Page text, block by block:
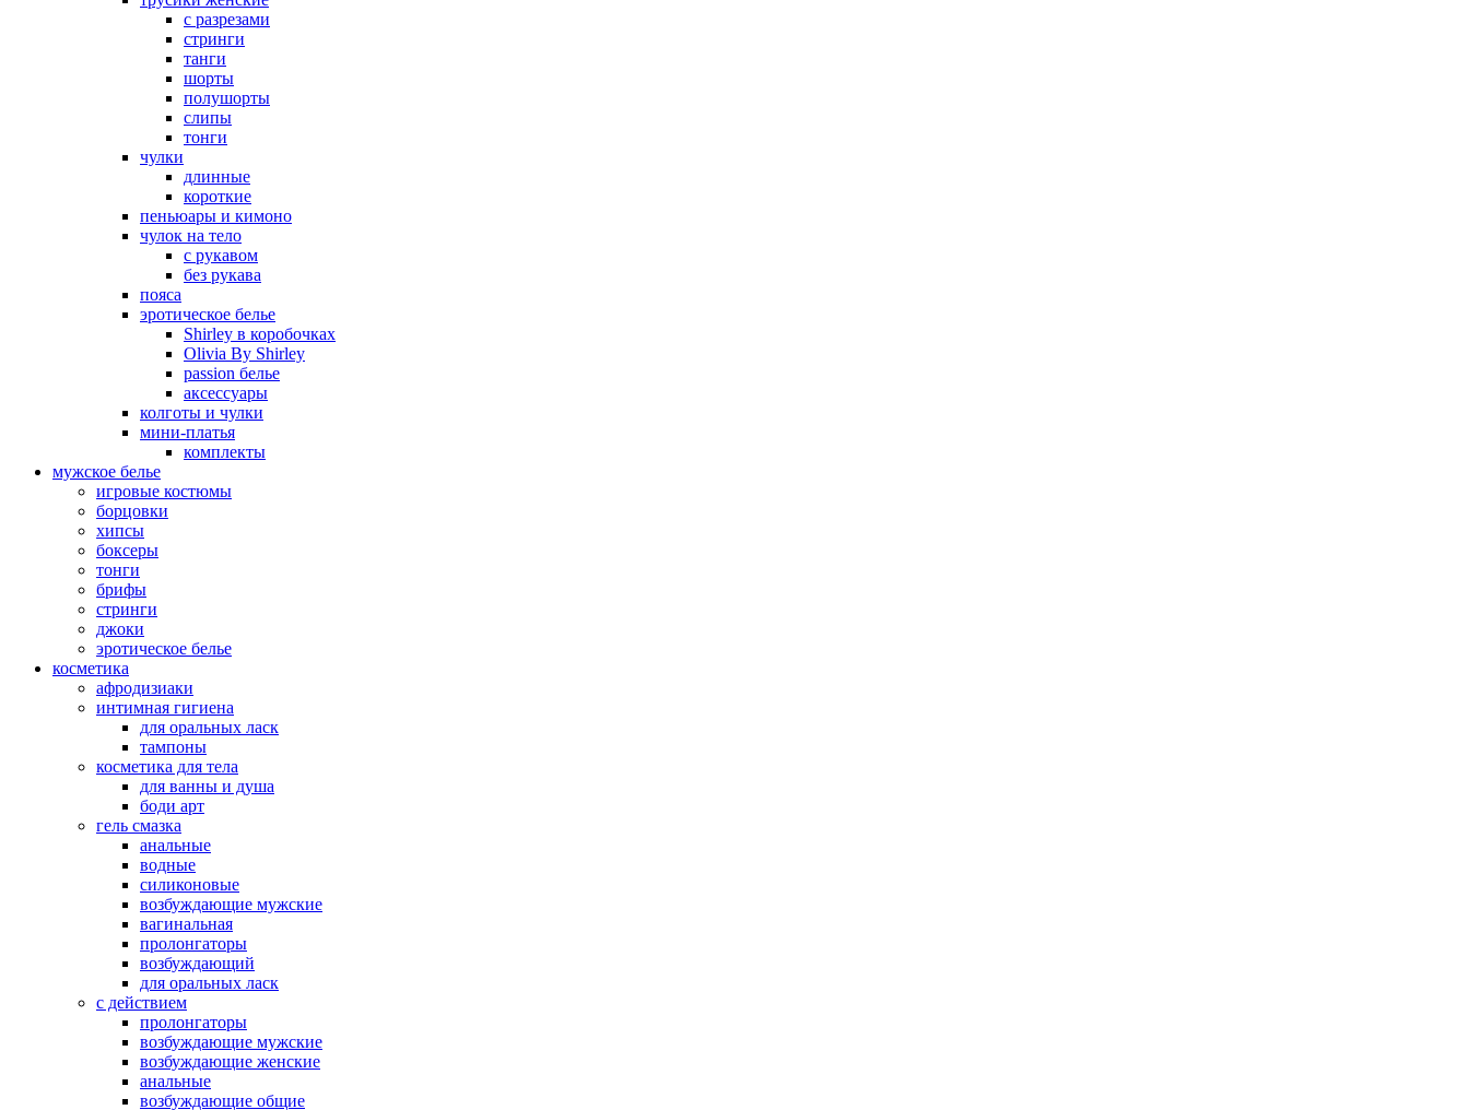
с разрезами
стринги
танги
шорты
полушорты
слипы
тонги
чулки
длинные
короткие
пеньюары и кимоно
чулок на тело
с рукавом
без рукава
пояса
эротическое белье
Shirley в коробочках
Olivia By Shirley
passion белье
аксессуары
колготы и чулки
мини-платья
комплекты
мужское белье
игровые костюмы
борцовки
хипсы
боксеры
тонги
брифы
стринги
джоки
эротическое белье
косметика
афродизиаки
интимная гигиена
для оральных ласк
тампоны
косметика для тела
для ванны и душа
боди арт
гель смазка
анальные
водные
силиконовые
возбуждающие мужские
вагинальная
пролонгаторы
возбуждающий
для оральных ласк
с действием
пролонгаторы
возбуждающие мужские
возбуждающие женские
анальные
возбуждающие общие